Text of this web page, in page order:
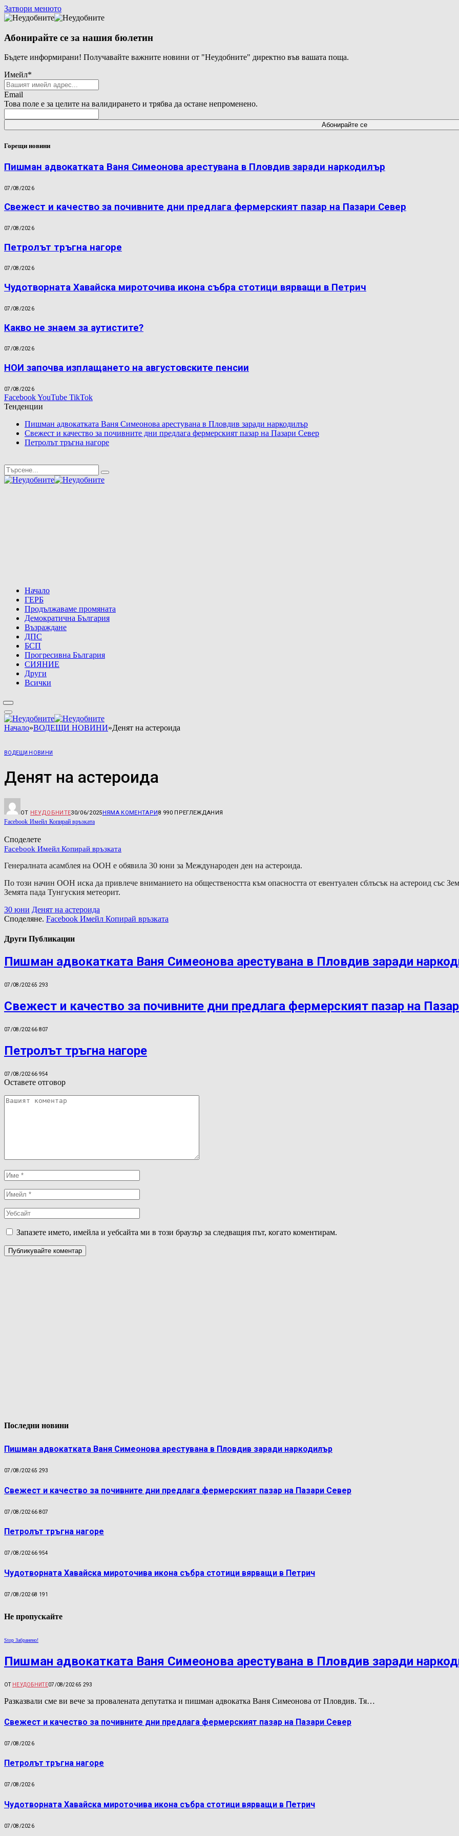
Затвори менюто
Абонирайте се за нашия бюлетин
Бъдете информирани! Получавайте важните новини от "Неудобните" директно във вашата поща.
Имейл*
Email
Това поле е за целите на валидирането и трябва да остане непроменено.
Горещи новини
Пишман адвокатката Ваня Симеонова арестувана в Пловдив заради наркодилър
07/08/2026
Свежест и качество за почивните дни предлага фермерският пазар на Пазари Север
07/08/2026
Петролът тръгна нагоре
07/08/2026
Чудотворната Хавайска мироточива икона събра стотици вярващи в Петрич
07/08/2026
Какво не знаем за аутистите?
07/08/2026
НОИ започва изплащането на августовските пенсии
07/08/2026
FacebookYouTube TikTok
Тенденции
Пишман адвокатката Ваня Симеонова арестувана в Пловдив заради наркодилър
Свежест и качество за почивните дни предлага фермерският пазар на Пазари Север
Петролът тръгна нагоре
Начало
ГЕРБ
Продължаваме промяната
Демократична България
Възраждане
ДПС
БСП
Прогресивна България
СИЯНИЕ
Други
Всички
Начало»ВОДЕЩИ НОВИНИ»Денят на астероида
ВОДЕЩИ НОВИНИ
Денят на астероида
ОТ НЕУДОБНИТЕ30/06/2025НЯМА КОМЕНТАРИ8 990 ПРЕГЛЕЖДАНИЯ
Facebook Имейл Копирай връзката
Споделете
Facebook Имейл Копирай връзката
Генералната асамблея на ООН е обявила 30 юни за Международен ден на астероида.
По този начин ООН иска да привлече вниманието на обществеността към опасността от евентуален сблъсък на астероид със
Земята пада Тунгуския метеорит.
30 юни Денят на астероида
Споделяне. Facebook Имейл Копирай връзката
Други Публикации
Пишман адвокатката Ваня Симеонова арестувана в Пловдив заради
07/08/20265 293
Свежест и качество за почивните дни предлага фермерският пазар на
07/08/20266 807
Петролът тръгна нагоре
07/08/20266 954
Оставете отговор
Запазете името, имейла и уебсайта ми в този браузър за следващия път, когато коментирам.
Последни новини
Пишман адвокатката Ваня Симеонова арестувана в Пловдив заради наркодилър
07/08/20265 293
Свежест и качество за почивните дни предлага фермерският пазар на Пазари Север
07/08/20266 807
Петролът тръгна нагоре
07/08/20266 954
Чудотворната Хавайска мироточива икона събра стотици вярващи в Петрич
07/08/20268 191
Не пропускайте
Stop Забранено!
Пишман адвокатката Ваня Симеонова арестувана в Пловдив заради
ОТ НЕУДОБНИТЕ07/08/20265 293
Разказвали сме ви вече за провалената депутатка и пишман адвокатка Ваня Симеонова от Пловдив. Тя…
Свежест и качество за почивните дни предлага фермерският пазар на Пазари Север
07/08/2026
Петролът тръгна нагоре
07/08/2026
Чудотворната Хавайска мироточива икона събра стотици вярващи в Петрич
07/08/2026